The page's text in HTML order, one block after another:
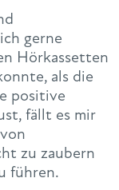
gerne
Hörkassetten
als die
positive
fällt es mir
zu zaubern
führen.